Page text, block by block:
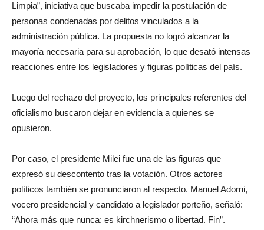
Limpia”, iniciativa que buscaba impedir la postulación de
personas condenadas por delitos vinculados a la
administración pública. La propuesta no logró alcanzar la
mayoría necesaria para su aprobación, lo que desató intensas
reacciones entre los legisladores y figuras políticas del país.
Luego del rechazo del proyecto, los principales referentes del
oficialismo buscaron dejar en evidencia a quienes se
opusieron.
Por caso, el presidente Milei fue una de las figuras que
expresó su descontento tras la votación. Otros actores
políticos también se pronunciaron al respecto. Manuel Adorni,
vocero presidencial y candidato a legislador porteño, señaló:
“Ahora más que nunca: es kirchnerismo o libertad. Fin”.